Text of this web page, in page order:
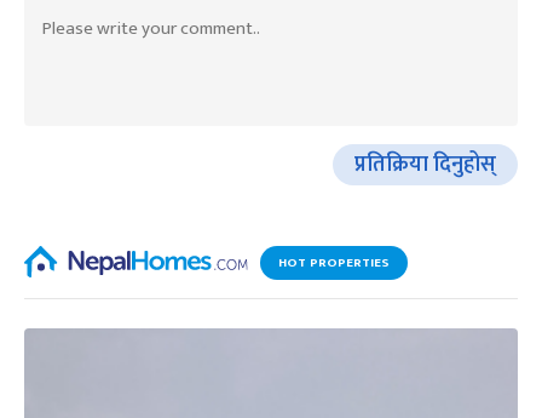
प्रतिक्रिया दिनुहोस्
HOT PROPERTIES